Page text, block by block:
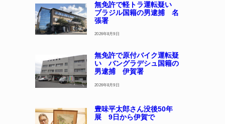
無免許で軽トラ運転疑い
ブラジル国籍の男逮捕 名
張署
2026年8月9日
無免許で原付バイク運転疑
い バングラデシュ国籍の
男逮捕 伊賀署
2026年8月9日
豊味平太郎さん没後50年
展 9日から伊賀で